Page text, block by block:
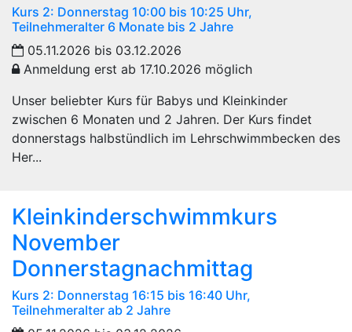
Kurs 2: Donnerstag 10:00 bis 10:25 Uhr,
Teilnehmeralter 6 Monate bis 2 Jahre
05.11.2026 bis 03.12.2026
Anmeldung erst ab 17.10.2026 möglich
Unser beliebter Kurs für Babys und Kleinkinder
zwischen 6 Monaten und 2 Jahren. Der Kurs findet
donnerstags halbstündlich im Lehrschwimmbecken des
Her...
Kleinkinderschwimmkurs
November
Donnerstagnachmittag
Kurs 2: Donnerstag 16:15 bis 16:40 Uhr,
Teilnehmeralter ab 2 Jahre